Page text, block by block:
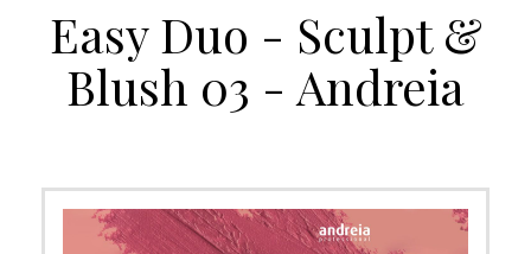
Easy Duo - Sculpt &
Blush 03 - Andreia